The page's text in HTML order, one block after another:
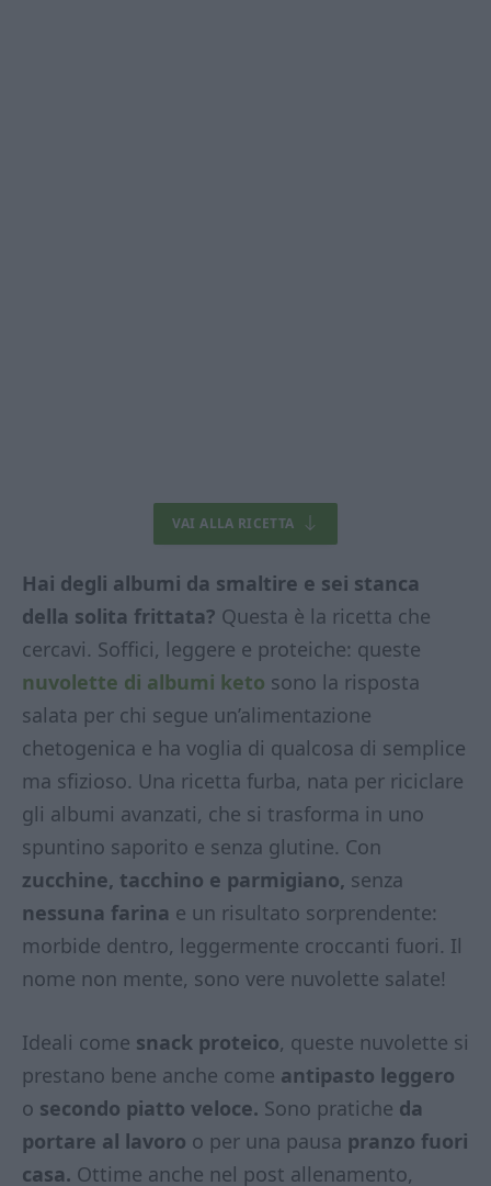
VAI ALLA RICETTA
Hai degli albumi da smaltire e sei stanca
della solita frittata? Questa è la ricetta che
cercavi. Soffici, leggere e proteiche: queste
nuvolette di albumi keto sono la risposta
salata per chi segue un’alimentazione
chetogenica e ha voglia di qualcosa di semplice
ma sfizioso. Una ricetta furba, nata per riciclare
gli albumi avanzati, che si trasforma in uno
spuntino saporito e senza glutine. Con
zucchine, tacchino e parmigiano, senza
nessuna farina e un risultato sorprendente:
morbide dentro, leggermente croccanti fuori. Il
nome non mente, sono vere nuvolette salate!
Ideali come snack proteico, queste nuvolette si
prestano bene anche come antipasto leggero
o secondo piatto veloce. Sono pratiche da
portare al lavoro o per una pausa pranzo fuori
casa. Ottime anche nel post allenamento,